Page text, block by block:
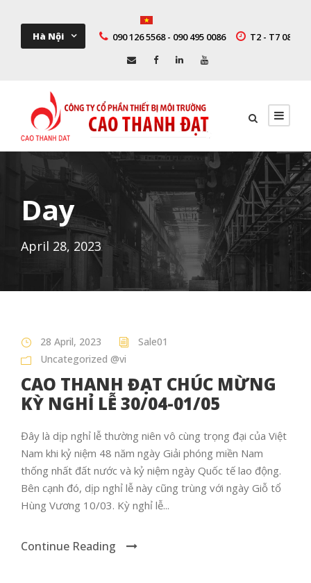
Hà Nội 090 126 5568 - 090 495 0086 T2 - T7 08:00
Day
April 28, 2023
28 April, 2023
Sale01
Uncategorized @vi
CAO THANH ĐẠT CHÚC MỪNG
KỲ NGHỈ LỄ 30/04-01/05
Đây là dịp nghỉ lễ thường niên vô cùng trọng đại của Việt
Nam khi kỷ niệm 48 năm ngày Giải phóng miền Nam
thống nhất đất nước và kỷ niệm ngày Quốc tế lao động.
Bên cạnh đó, dịp nghỉ lễ này cũng trùng với ngày Giỗ tổ
Hùng Vương 10/03. Kỳ nghỉ lễ...
Continue Reading